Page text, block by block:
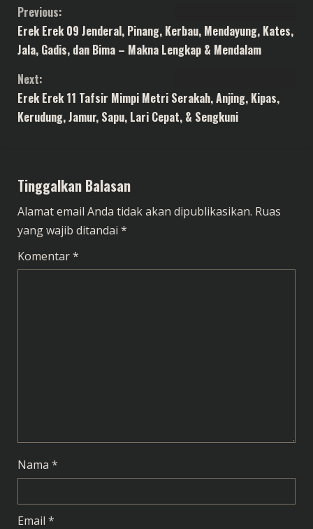
C
o
n
t
u
e
R
Previous:
Erek Erek 09 Jenderal, Pinang, Kerbau, Mendayung, Kates,
Jala, Gadis, dan Bima – Makna Lengkap & Mendalam
Next:
Erek Erek 11 Tafsir Mimpi Metri Serakah, Anjing, Kipas,
Kerudung, Jamur, Sapu, Lari Cepat, & Sengkuni
Tinggalkan Balasan
Alamat email Anda tidak akan dipublikasikan. Ruas
yang wajib ditandai *
Komentar*
Nama *
Email *